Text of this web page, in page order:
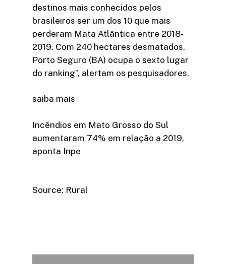
destinos mais conhecidos pelos
brasileiros ser um dos 10 que mais
perderam Mata Atlântica entre 2018-
2019. Com 240 hectares desmatados,
Porto Seguro (BA) ocupa o sexto lugar
do ranking”, alertam os pesquisadores.
saiba mais
Incêndios em Mato Grosso do Sul
aumentaram 74% em relação a 2019,
aponta Inpe
Source: Rural